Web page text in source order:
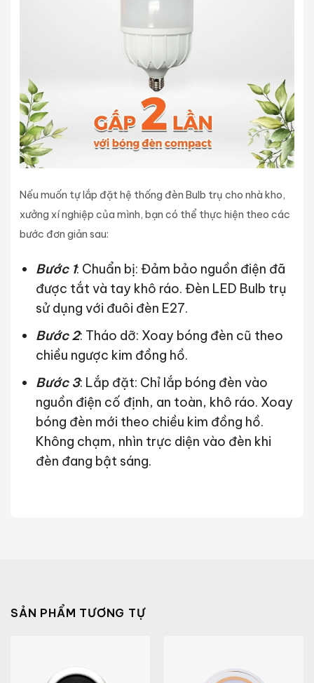
Nếu muốn tự lắp đặt hệ thống đèn Bulb trụ cho nhà kho,
xưởng xí nghiệp của mình, bạn có thể thực hiện theo các
bước đơn giản sau:
Bước 1: Chuẩn bị: Đảm bảo nguồn điện đã
được tắt và tay khô ráo. Đèn LED Bulb trụ
sử dụng với đuôi đèn E27.
Bước 2: Tháo dỡ: Xoay bóng đèn cũ theo
chiều ngược kim đồng hồ.
Bước 3: Lắp đặt: Chỉ lắp bóng đèn vào
nguồn điện cố định, an toàn, khô ráo. Xoay
bóng đèn mới theo chiều kim đồng hồ.
Không chạm, nhìn trực diện vào đèn khi
đèn đang bật sáng.
SẢN PHẨM TƯƠNG TỰ